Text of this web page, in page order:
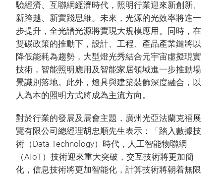
驗經濟、互聯網經濟時代，照明行業迎來新創新、
新跨越、新實踐思維。未來，光源的光效率將進一
步提升，全光譜光源將實現大規模應用。同時，在
雙碳政策的推動下，設計、工程、產品產業鏈將以
降低能耗為趨勢，大型燈光秀結合元宇宙虛擬現實
技術，智能照明應用及智能家居領域進一步推動場
景識別落地。此外，燈具與建築裝飾深度融合，以
人為本的照明方式將成為主流方向。
對於行業的發展及展會主題，廣州光亞法蘭克福展
覽有限公司總經理胡忠順先生表示：「踏入數據技
術（Data Technology）時代，人工智能物聯網
（AIoT）技術迎來重大突破，交互技術將更加簡
化，信息技術將更加智能化，計算技術將朝着無限